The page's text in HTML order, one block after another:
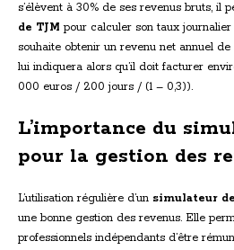
s’élèvent à 30% de ses revenus bruts, il
de TJM pour calculer son taux journalier
souhaite obtenir un revenu net annuel
lui indiquera alors qu’il doit facturer
000 euros / 200 jours / (1 – 0,3)).
L’importance du
pour la gestion des
L’utilisation régulière d’un simulateur
une bonne gestion des revenus. Elle
professionnels indépendants d’être